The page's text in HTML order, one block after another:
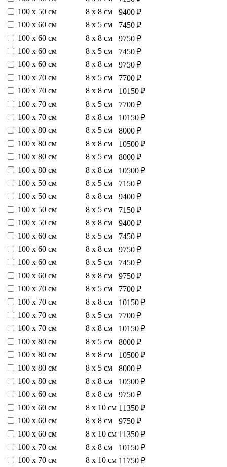
100 х 50 см
8 х 8 см
9400 ₽
100 х 60 см
8 х 5 см
7450 ₽
100 х 60 см
8 х 8 см
9750 ₽
100 х 60 см
8 х 5 см
7450 ₽
100 х 60 см
8 х 8 см
9750 ₽
100 х 70 см
8 х 5 см
7700 ₽
100 х 70 см
8 х 8 см
10150 ₽
100 х 70 см
8 х 5 см
7700 ₽
100 х 70 см
8 х 8 см
10150 ₽
100 х 80 см
8 х 5 см
8000 ₽
100 х 80 см
8 х 8 см
10500 ₽
100 х 80 см
8 х 5 см
8000 ₽
100 х 80 см
8 х 8 см
10500 ₽
100 х 50 см
8 х 5 см
7150 ₽
100 х 50 см
8 х 8 см
9400 ₽
100 х 50 см
8 х 5 см
7150 ₽
100 х 50 см
8 х 8 см
9400 ₽
100 х 60 см
8 х 5 см
7450 ₽
100 х 60 см
8 х 8 см
9750 ₽
100 х 60 см
8 х 5 см
7450 ₽
100 х 60 см
8 х 8 см
9750 ₽
100 х 70 см
8 х 5 см
7700 ₽
100 х 70 см
8 х 8 см
10150 ₽
100 х 70 см
8 х 5 см
7700 ₽
100 х 70 см
8 х 8 см
10150 ₽
100 х 80 см
8 х 5 см
8000 ₽
100 х 80 см
8 х 8 см
10500 ₽
100 х 80 см
8 х 5 см
8000 ₽
100 х 80 см
8 х 8 см
10500 ₽
100 х 60 см
8 х 8 см
9750 ₽
100 х 60 см
8 х 10 см 11350 ₽
100 х 60 см
8 х 8 см
9750 ₽
100 х 60 см
8 х 10 см 11350 ₽
100 х 70 см
8 х 8 см
10150 ₽
100 х 70 см
8 х 10 см 11750 ₽